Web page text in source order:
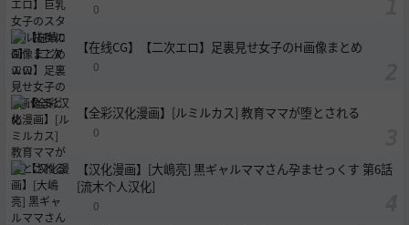
0
【在线CG】【二次エロ】足裏見せ女子のH画像まとめ
0
【全彩汉化漫画】[ルミルカス] 教育ママが堕とされる
0
【汉化漫画】[大嶋亮] 黒ギャルママさん孕ませっくす 第6話
[流木个人汉化]
0